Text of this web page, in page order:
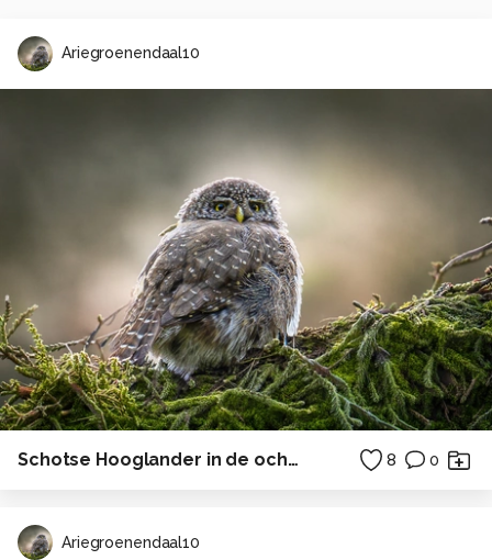
Ariegroenendaal10
Schotse Hooglander in de ochtendzon 8 0
Ariegroenendaal10